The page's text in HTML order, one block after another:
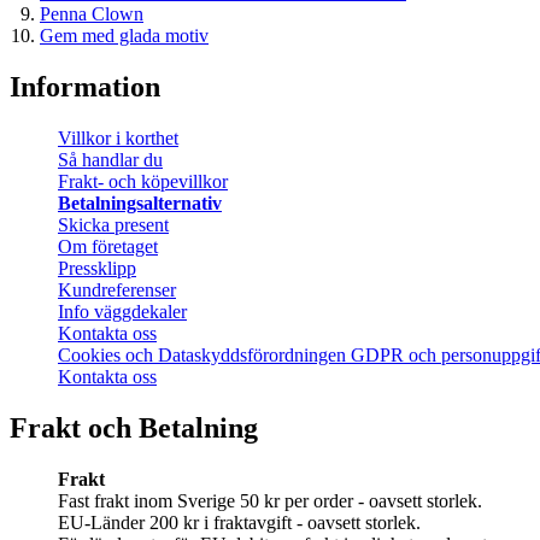
Penna Clown
Gem med glada motiv
Information
Villkor i korthet
Så handlar du
Frakt- och köpevillkor
Betalningsalternativ
Skicka present
Om företaget
Pressklipp
Kundreferenser
Info väggdekaler
Kontakta oss
Cookies och Dataskyddsförordningen GDPR och
Kontakta oss
Frakt och Betalning
Frakt
Fast frakt inom Sverige 50 kr per order - oavsett storlek.
EU-Länder 200 kr i fraktavgift - oavsett storlek.